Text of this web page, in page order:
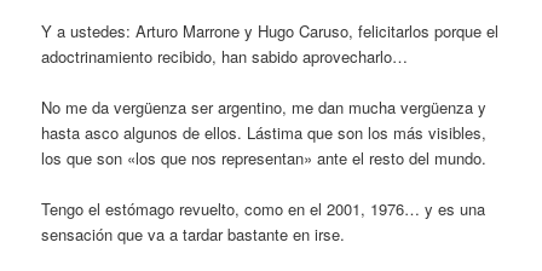
Y a ustedes: Arturo Marrone y Hugo Caruso, felicitarlos porque el
adoctrinamiento recibido, han sabido aprovecharlo…
No me da vergüenza ser argentino, me dan mucha vergüenza y
hasta asco algunos de ellos. Lástima que son los más visibles,
los que son «los que nos representan» ante el resto del mundo.
Tengo el estómago revuelto, como en el 2001, 1976… y es una
sensación que va a tardar bastante en irse.